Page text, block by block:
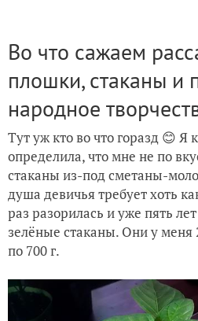
Во что сажаем
плошки, стаканы и
народное
Тут уж кто во что горазд 😊 Я
определила, что мне не по
стаканы из-под сметаны-
душа девичья требует хоть
раз разорилась и уже пять
зелёные стаканы. Они у меня
по 700 г.